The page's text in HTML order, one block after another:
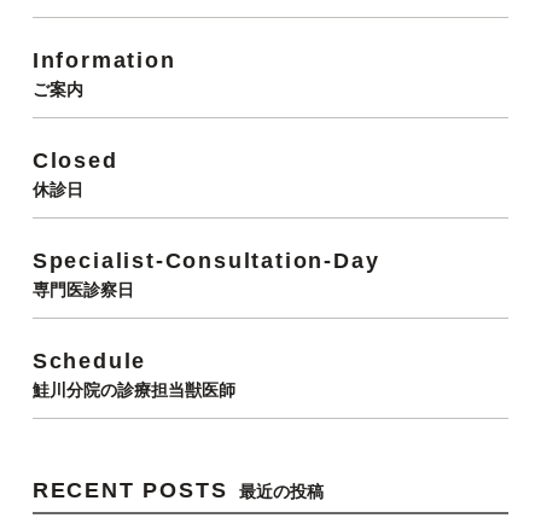
Information
ご案内
Closed
休診日
Specialist-Consultation-Day
専門医診察日
Schedule
鮭川分院の診療担当獣医師
RECENT POSTS 最近の投稿